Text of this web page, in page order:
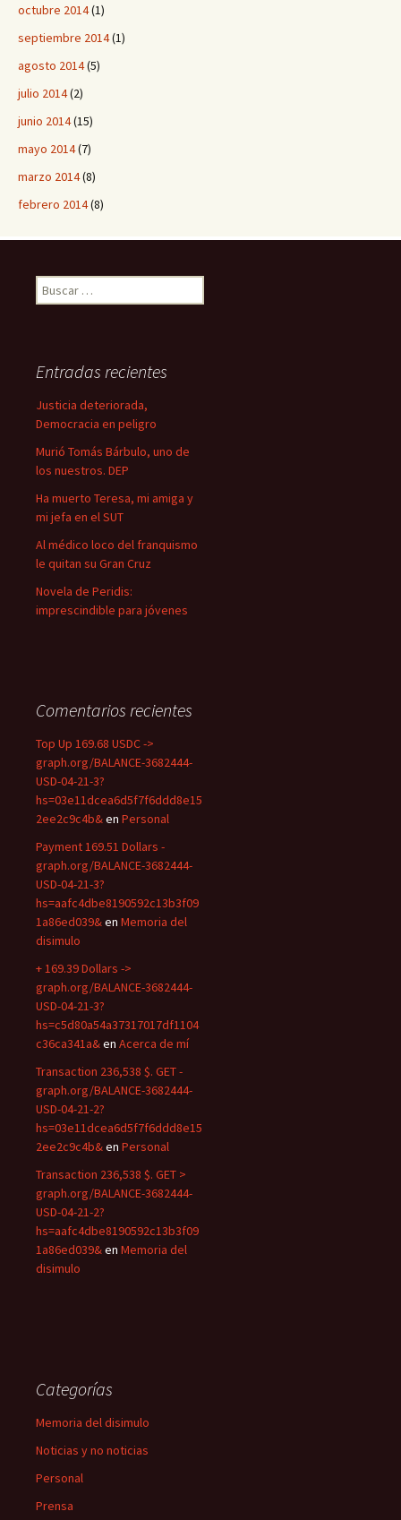
octubre 2014(1)
septiembre 2014(1)
agosto 2014(5)
julio 2014(2)
junio 2014(15)
mayo 2014(7)
marzo 2014(8)
febrero 2014(8)
B
u
rEntradas recientes
Justicia deteriorada,
Democracia en peligro
Murió Tomás Bárbulo, uno de
los nuestros. DEP
Ha muerto Teresa, mi amiga y
mi jefa en el SUT
Al médico loco del franquismo
le quitan su Gran Cruz
Novela de Peridis:
imprescindible para jóvenes
Comentarios recientes
Top Up 169.68 USDC ->
graph.org/BALANCE-3682444-
USD-04-21-3?
hs=03e11dcea6d5f7f6ddd8e15
2ee2c9c4b&en Personal
Payment 169.51 Dollars -
graph.org/BALANCE-3682444-
USD-04-21-3?
hs=aafc4dbe8190592c13b3f09
1a86ed039&en Memoria del
disimulo
+ 169.39 Dollars ->
graph.org/BALANCE-3682444-
USD-04-21-3?
hs=c5d80a54a37317017df1104
c36ca341a&en Acerca de mí
Transaction 236,538 $. GET -
graph.org/BALANCE-3682444-
USD-04-21-2?
hs=03e11dcea6d5f7f6ddd8e15
2ee2c9c4b&en Personal
Transaction 236,538 $. GET >
graph.org/BALANCE-3682444-
USD-04-21-2?
hs=aafc4dbe8190592c13b3f09
1a86ed039&en Memoria del
disimulo
Categorías
Memoria del disimulo
Noticias y no noticias
Personal
Prensa